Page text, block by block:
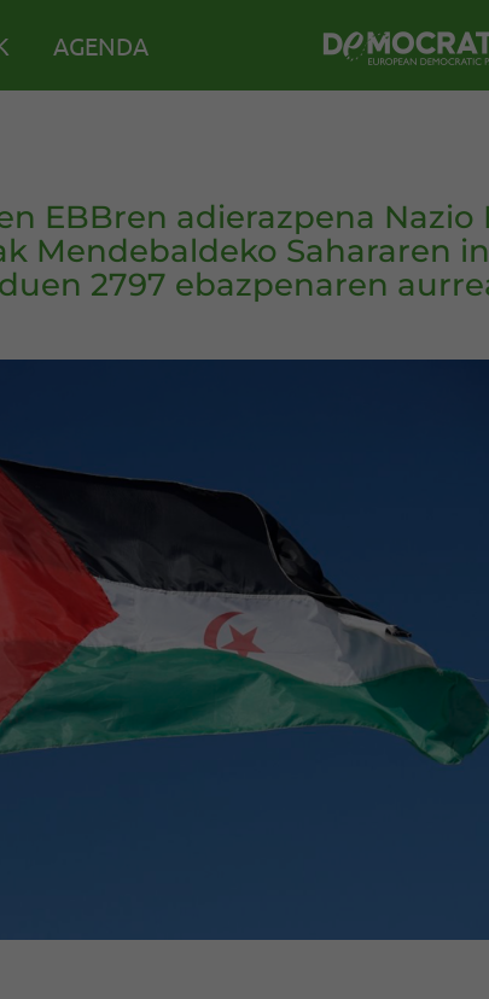
AGENDA
EBBren adierazpena Nazio
Mendebaldeko Sahararen
2797 ebazpenaren